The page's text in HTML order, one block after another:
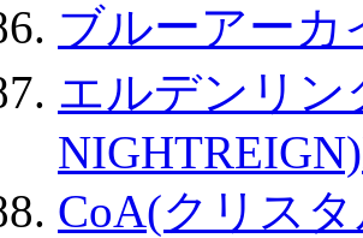
ブルーアーカ
エルデンリン
CoA(クリス